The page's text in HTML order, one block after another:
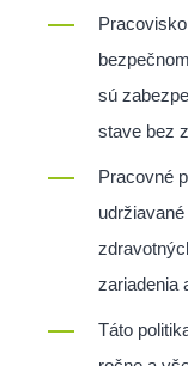
sú
stave bez
Pracovné
zariadenia
Táto